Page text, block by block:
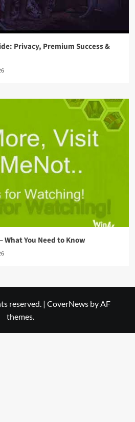
Privacy, Premium Success &
What You Need to Know
reserved. | CoverNews by AF
themes.